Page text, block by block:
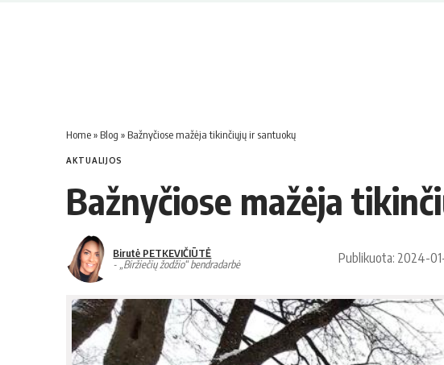
Home» Blog » Bažnyčiose mažėja tikinčiųjų ir santuokų
AKTUALIJOS
Bažnyčiose mažėja
Birutė PETKEVIČIŪTĖ
- „Biržiečių žodžio“ bendradarbė
Publikuota: 2024-